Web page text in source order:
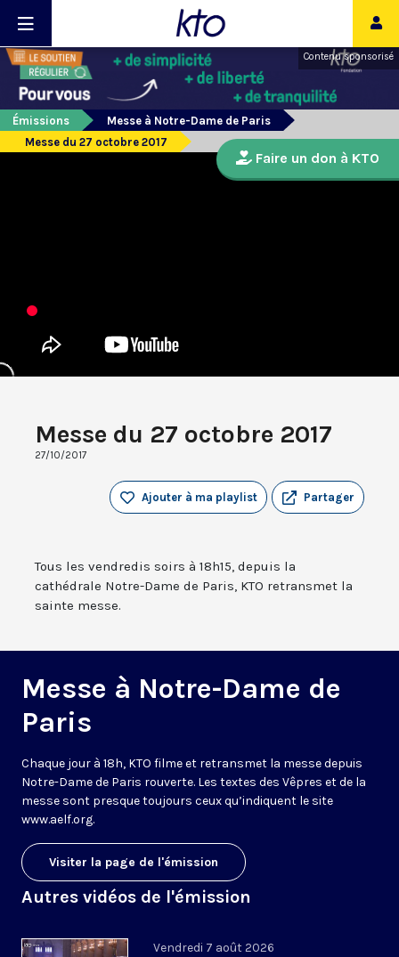
Contenu sponsorisé
Émissions
Messe à Notre-Dame de Paris
Messe du 27 octobre 2017
Messe du 27 octobre 2017
27/10/2017
Partager
Ajouter à ma playlist
Tous les vendredis soirs à 18h15, depuis la
cathédrale Notre-Dame de Paris, KTO retransmet la
sainte messe.
Messe à Notre-Dame de
Paris
Chaque jour à 18h, KTO filme et retransmet la messe depuis
Notre-Dame de Paris rouverte. Les textes des Vêpres et de la
messe sont presque toujours ceux qu’indiquent le site
www.aelf.org.
Visiter la page de l'émission
Autres vidéos de l'émission
Vendredi 7 août 2026
Faire un don à KTO